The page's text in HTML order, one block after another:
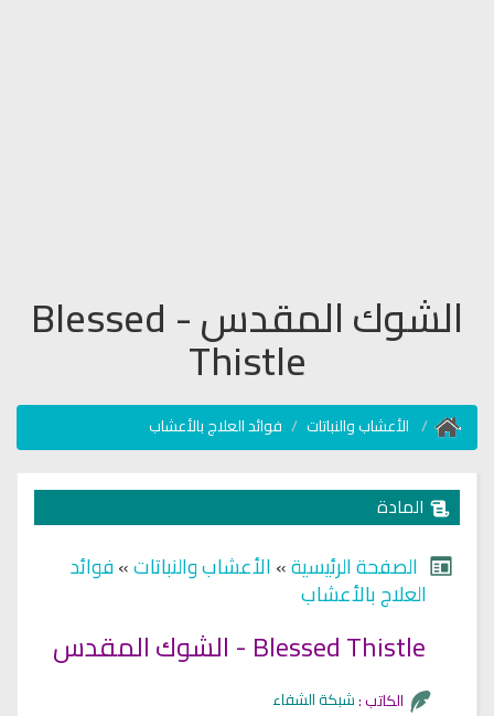
الشوك المقدس - Blessed
Thistle
الأعشاب والنباتات فوائد العلاج بالأعشاب
المادة
الصفحة الرئيسية»الأعشاب والنباتات»فوائد
العلاج بالأعشاب
الشوك المقدس - Blessed Thistle
الكاتب :